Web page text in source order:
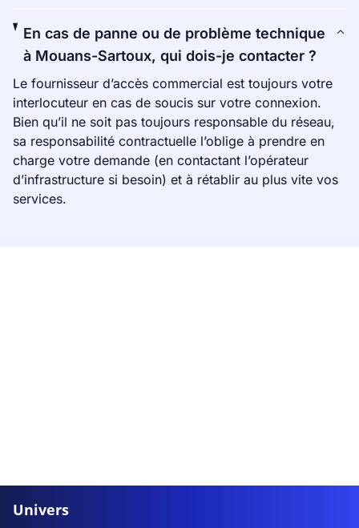
En cas de panne ou de problème technique
à Mouans-Sartoux, qui dois-je contacter ?
Le fournisseur d’accès commercial est toujours votre
interlocuteur en cas de soucis sur votre connexion.
Bien qu’il ne soit pas toujours responsable du réseau,
sa responsabilité contractuelle l’oblige à prendre en
charge votre demande (en contactant l’opérateur
d’infrastructure si besoin) et à rétablir au plus vite vos
services.
Univers